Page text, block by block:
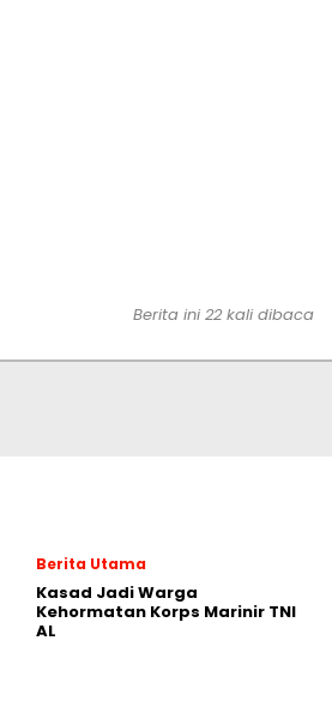
Berita ini 22 kali dibaca
Berita Utama
Kasad Jadi Warga
Kehormatan Korps Marinir TNI
AL